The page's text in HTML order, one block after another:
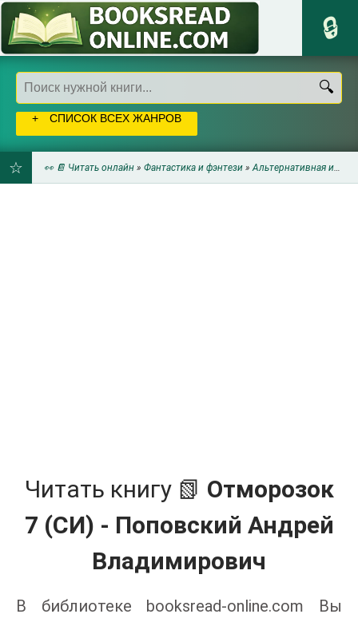
СПИСОК ВСЕХ ЖАНРОВ
👀 📔 Читать онлайн » Фантастика и фэнтези »Альтернативная история
Читать книгу 📗 Отморозок
7 (СИ) - Поповский Андрей
Владимирович
В библиотеке booksread-online.com Вы